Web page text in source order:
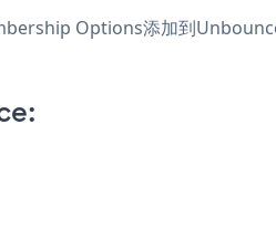
Options添加到